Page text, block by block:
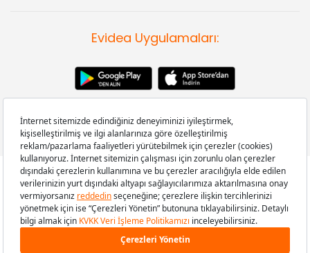
Evidea Uygulamaları:
Copyright © 2008-2026 Evidea.com | Tüm hakları saklıdır.